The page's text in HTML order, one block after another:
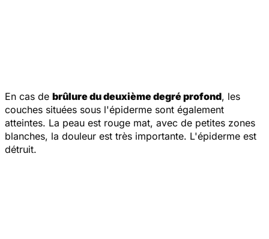
En cas de brûlure du deuxième degré profond, les
couches situées sous l'épiderme sont également
atteintes. La peau est rouge mat, avec de petites zones
blanches, la douleur est très importante. L'épiderme est
détruit.